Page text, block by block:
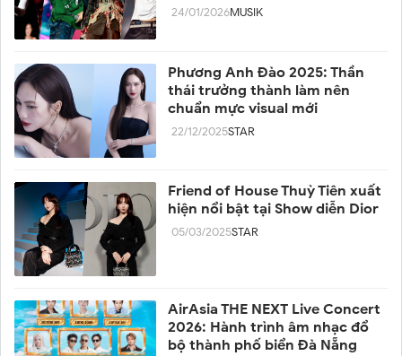
24/01/2026MUSIK
Phương Anh Đào 2025: Thần
thái trưởng thành làm nên
chuẩn mực visual mới
22/12/2025STAR
Friend of House Thuỳ Tiên xuất
hiện nổi bật tại Show diễn Dior
05/03/2025STAR
AirAsia THE NEXT Live Concert
2026: Hành trình âm nhạc đổ
bộ thành phố biển Đà Nẵng